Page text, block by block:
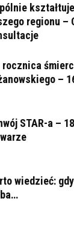
regionu –
rocznica
–
STAR-a –
wiedzieć: